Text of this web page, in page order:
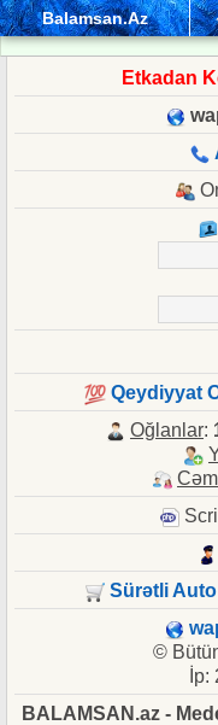
Balamsan.Az
Etkadan
Qeydiyyat
Oğlanlar:
Sürətli
©
BALAMSAN.az -